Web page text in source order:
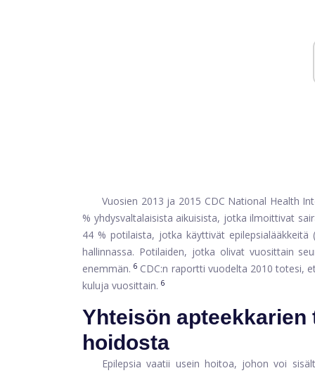
Vuosien 2013 ja 2015 CDC National Health
% yhdysvaltalaisista aikuisista, jotka ilmoittivat
44 % potilaista, jotka käyttivät
hallinnassa. Potilaiden, jotka olivat vuosittain
enemmän. 6 CDC:n raportti vuodelta 2010 totesi,
kuluja vuosittain. 6
Yhteisön
hoidosta
Epilepsia vaatii usein hoitoa, johon voi